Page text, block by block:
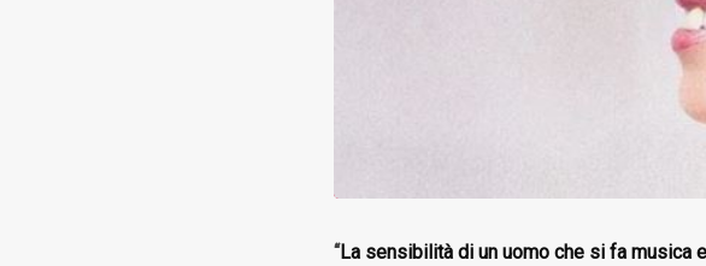
“La sensibilità di un uomo che si fa musica